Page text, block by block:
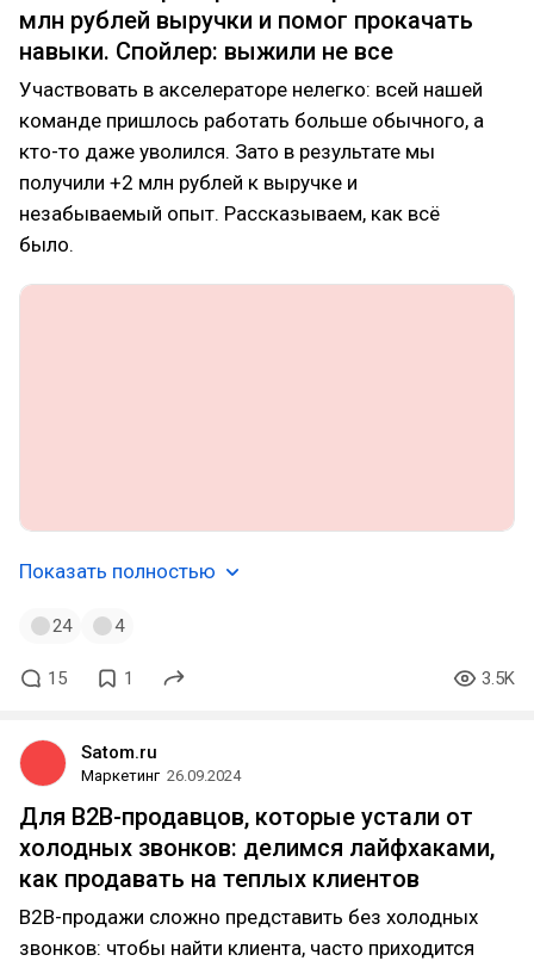
млн рублей выручки и помог прокачать
навыки. Спойлер: выжили не все
Участвовать в акселераторе нелегко: всей нашей
команде пришлось работать больше обычного, а
кто-то даже уволился. Зато в результате мы
получили +2 млн рублей к выручке и
незабываемый опыт. Рассказываем, как всё
было.
Показать полностью
24 4
15 1 3.5K
Satom.ru
Маркетинг 26.09.2024
Для B2B-продавцов, которые устали от
холодных звонков: делимся лайфхаками,
как продавать на теплых клиентов
B2B-продажи сложно представить без холодных
звонков: чтобы найти клиента, часто приходится